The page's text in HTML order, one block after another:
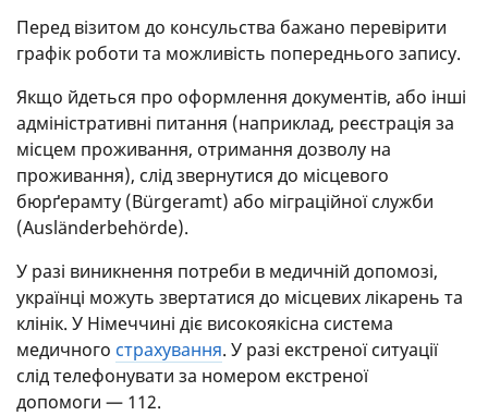
Перед візитом до консульства бажано перевірити
графік роботи та можливість попереднього запису.
Якщо йдеться про оформлення документів, або інші
адміністративні питання (наприклад, реєстрація за
місцем проживання, отримання дозволу на
проживання), слід звернутися до місцевого
бюрґерамту (Bürgeramt) або міграційної служби
(Ausländerbehörde).
У разі виникнення потреби в медичній допомозі,
українці можуть звертатися до місцевих лікарень та
клінік. У Німеччині діє високоякісна система
медичного страхування. У разі екстреної ситуації
слід телефонувати за номером екстреної
допомоги — 112.